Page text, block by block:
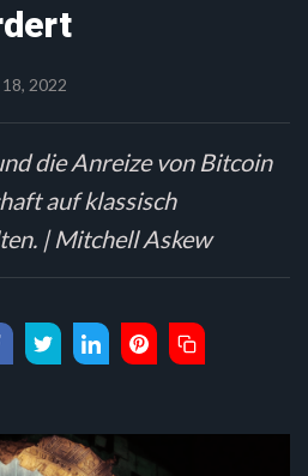
2022
die Anreize von Bitcoin
auf klassisch
| Mitchell Askew